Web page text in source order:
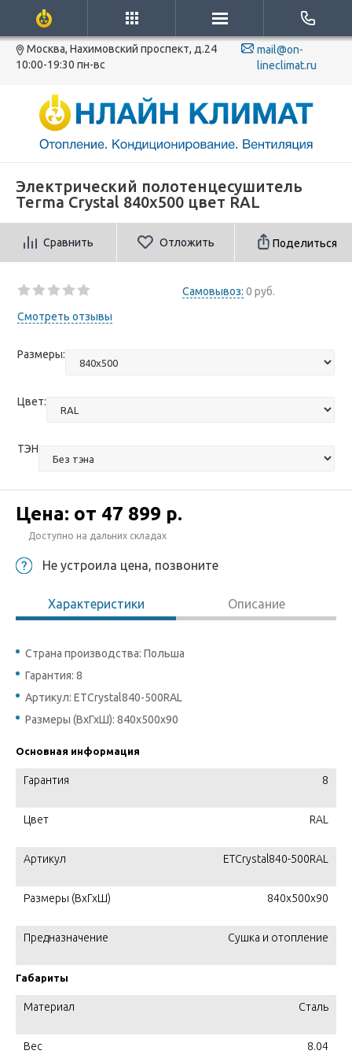
Москва, Нахимовский проспект, д.24
10:00-19:30 пн-вс
mail@on-
lineclimat.ru
Электрический полотенцесушитель
Terma Crystal 840x500 цвет RAL
Сравнить Отложить Поделиться
Самовывоз: 0 руб.
Смотреть отзывы
Размеры:
Цвет:
ТЭН
Цена: от 47 899 р.
Доступно на дальних складах
Не устроила цена, позвоните
Характеристики Описание
Страна производства: Польша
Гарантия: 8
Артикул: ETCrystal840-500RAL
Размеры (ВхГхШ): 840х500х90
Основная информация
Гарантия 8
Цвет RAL
Артикул ETCrystal840-500RAL
Размеры (ВхГхШ) 840х500х90
Предназначение Сушка и отопление
Габариты
Материал Сталь
Вес 8.04